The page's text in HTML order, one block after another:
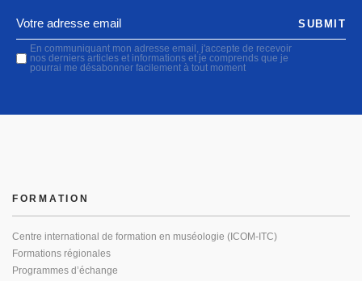
En communiquant mon adresse email, j'accepte de recevoir
nos derniers articles et informations et je comprends que je
pourrai me désabonner facilement à tout moment
SUBMIT
FORMATION
Centre international de formation en muséologie (ICOM-ITC)
Formations régionales
Programmes d’échange